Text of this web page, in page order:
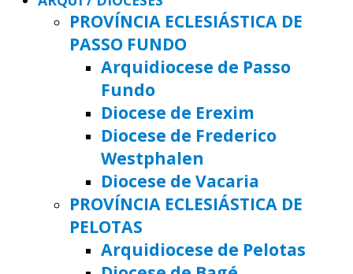
PROVÍNCIA ECLESIÁSTICA DE
PASSO FUNDO
Arquidiocese de Passo
Fundo
Diocese de Erexim
Diocese de Frederico
Westphalen
Diocese de Vacaria
PROVÍNCIA ECLESIÁSTICA DE
PELOTAS
Arquidiocese de Pelotas